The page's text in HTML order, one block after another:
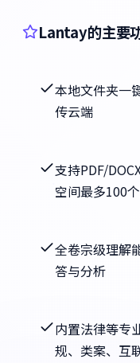
Lantay的主要
本地文件夹一
传云端
支持PDF/
空间最多100
全卷宗级理解
答与分析
内置法律等专
规、类案、互